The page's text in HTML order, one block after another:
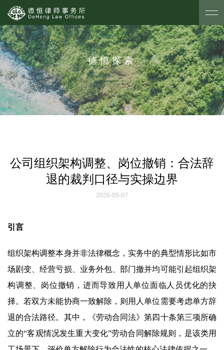
德恒探索
公司组织架构调整、岗位撤销：合法辞
退的裁判口径与实操边界
2026-05-07
引言
组织架构调整本身并非法律概念，实务中的典型情形比如市
场剧变、经营亏损、业务外包、部门撤并均可能引起组织架
构调整、岗位撤销，进而导致用人单位面临人员优化的抉
择。若双方未能协商一致解除，则用人单位需要考虑单方辞
退的合法路径。其中，《劳动合同法》第四十条第三项所确
立的“客观情况发生重大变化”劳动合同解除规则，是该类用